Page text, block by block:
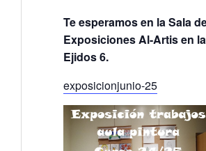
Te esperamos en la Sala
Exposiciones Al-Artis en
Ejidos 6.
exposicionjunio-25